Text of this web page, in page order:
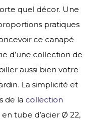
quel décor. Une
pratiques
ce canapé
d’une collection de
aussi bien votre
La simplicité et
de la collection
tube d’acier Ø 22,